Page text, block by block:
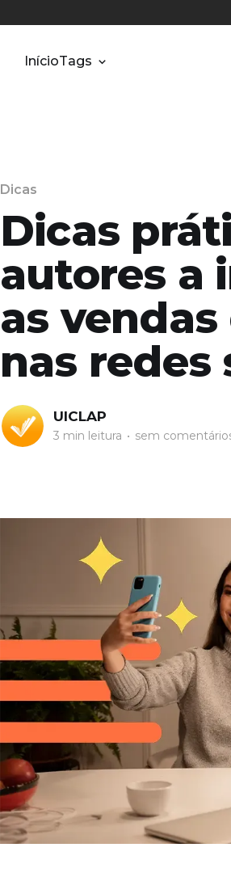
InícioTags
Dicas
Dicas
autores a
as
nas redes
UICLAP
3 min leitura • sem